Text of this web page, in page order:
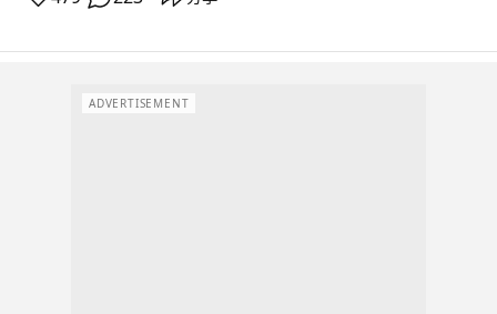
ADVERTISEMENT